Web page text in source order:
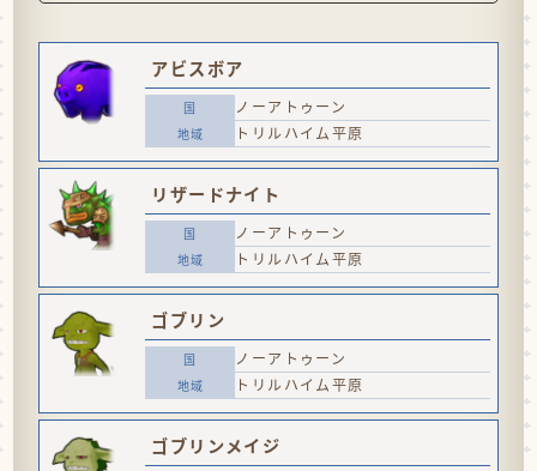
アビスボア
ノーアトゥーン
トリルハイム平原
リザードナイト
ノーアトゥーン
トリルハイム平原
ゴブリン
ノーアトゥーン
トリルハイム平原
ゴブリンメイジ